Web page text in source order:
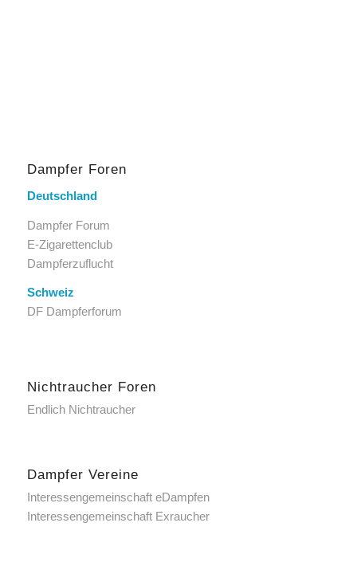
Dampfer Foren
Deutschland
Dampfer Forum
E-Zigarettenclub
Dampferzuflucht
Schweiz
DF Dampferforum
Nichtraucher Foren
Endlich Nichtraucher
Dampfer Vereine
Interessengemeinschaft eDampfen
Interessengemeinschaft Exraucher